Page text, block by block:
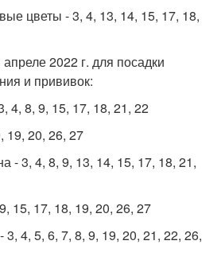
цветы - 3, 4, 13, 14, 15, 17, 18,
2022 г. для посадки
и прививок:
4, 8, 9, 15, 17, 18, 21, 22
19, 20, 26, 27
- 3, 4, 8, 9, 13, 14, 15, 17, 18, 21,
15, 17, 18, 19, 20, 26, 27
3, 4, 5, 6, 7, 8, 9, 19, 20, 21, 22, 26,